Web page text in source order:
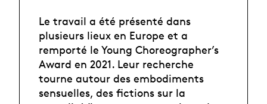
Le travail a été présenté dans
plusieurs lieux en Europe et a
remporté le Young Choreographer’s
Award en 2021. Leur recherche
tourne autour des embodiments
sensuelles, des fictions sur la